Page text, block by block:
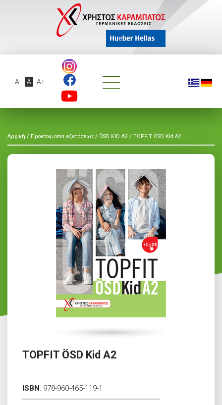
A- A A+
Αρχική / Προετοιμασία εξετάσεων / ÖSD KID A2 / TOPFIT ÖSD Kid A2
TOPFIT ÖSD Kid A2
ISBN: 978-960-465-119-1